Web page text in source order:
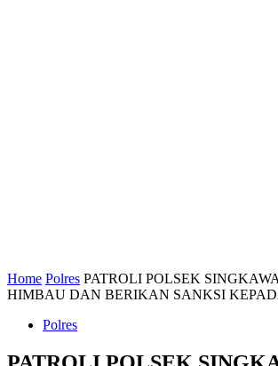
Home Polres PATROLI POLSEK
HIMBAU DAN BERIKAN SANKSI
Polres